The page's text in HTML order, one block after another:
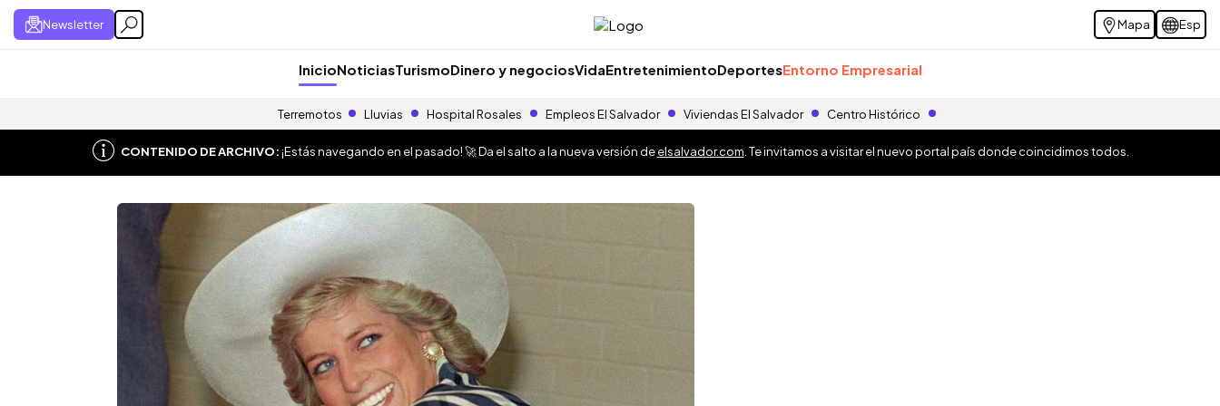
Newsletter Mapa Esp
InicioNoticiasTurismoDinero y negociosVidaEntretenimientoDeportesEntorno Empresarial
Terremotos Lluvias Hospital Rosales Empleos El Salvador Viviendas El Salvador Centro Histórico
CONTENIDO DE ARCHIVO:¡Estás navegando en el pasado! 🚀 Da el salto a la nueva versión deelsalvador.com . Te invitamos a visitar el nuevo portal país donde coincidimos todos.